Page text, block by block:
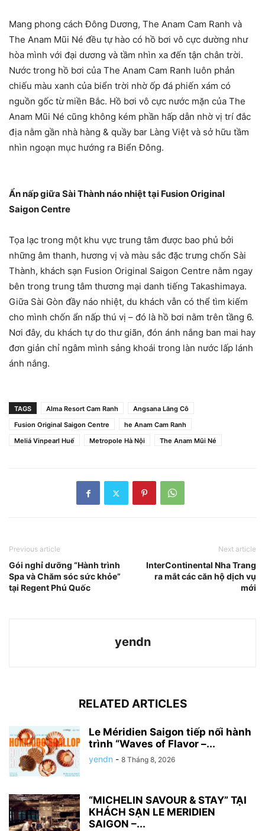
Mang phong cách Đông Dương, The Anam Cam Ranh và
The Anam Mũi Né đều tự hào có hồ bơi vô cực dường như
hòa mình với đại dương và tầm nhìn xa đến tận chân trời.
Nước trong hồ bơi của The Anam Cam Ranh luôn phản
chiếu màu xanh của biển trời nhờ ốp đá phiến xám có
nguồn gốc từ miền Bắc. Hồ bơi vô cực nước mặn của The
Anam Mũi Né cũng không kém phần hấp dẫn nhờ vị trí đắc
địa nằm gần nhà hàng & quầy bar Làng Việt và sở hữu tầm
nhìn ngoạn mục hướng ra Biển Đông.
Ẩn nấp giữa Sài Thành náo nhiệt tại Fusion Original
Saigon Centre
Tọa lạc trong một khu vực trung tâm được bao phủ bởi
những âm thanh, hương vị và màu sắc đặc trưng chốn Sài
Thành, khách sạn Fusion Original Saigon Centre nằm ngay
bên trong trung tâm thương mại danh tiếng Takashimaya.
Giữa Sài Gòn đầy náo nhiệt, du khách vẫn có thể tìm kiếm
cho mình chốn ẩn nấp thú vị – đó là hồ bơi nằm trên tầng 6.
Nơi đây, du khách tự do thư giãn, đón ánh nắng ban mai hay
đơn giản chỉ ngâm mình sảng khoái trong làn nước lấp lánh
ánh nắng.
TAGS Alma Resort Cam Ranh
Angsana Lăng Cô
Fusion Original Saigon Centre
he Anam Cam Ranh
Meliá Vinpearl Huế
Metropole Hà Nội The Anam Mũi Né
Previous article
Gói nghỉ dưỡng “Hành trình
Spa và Chăm sóc sức khỏe”
tại Regent Phú Quốc
Next article
InterContinental Nha Trang
ra mắt các căn hộ dịch vụ
mới
yendn
RELATED ARTICLES
Le Méridien Saigon tiếp nối hành
trình “Waves of Flavor –...
yendn - 8 Tháng 8, 2026
“MICHELIN SAVOUR & STAY” TẠI
KHÁCH SẠN LE MERIDIEN
SAIGON –...